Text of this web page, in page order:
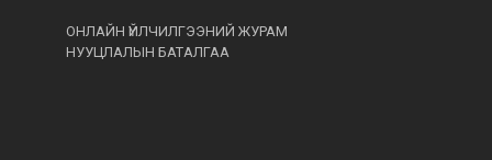
ОНЛАЙН ҮЙЛЧИЛГЭЭНИЙ ЖУРАМ
НУУЦЛАЛЫН БАТАЛГАА